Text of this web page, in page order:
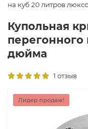
на куб 20 литров
Купольная
перегонного
дюйма
1 отзыв
Лидер продаж!